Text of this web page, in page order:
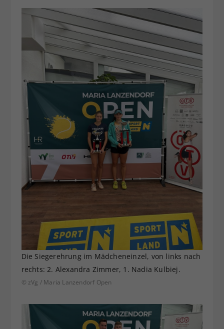
Die Siegerehrung im Mädcheneinzel, von links nach
rechts: 2. Alexandra Zimmer, 1. Nadia Kulbiej.
© zVg / Maria Lanzendorf Open